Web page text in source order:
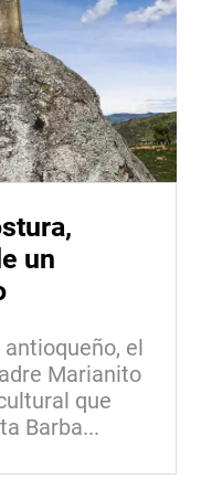
un
el
Marianito
que
Barba...